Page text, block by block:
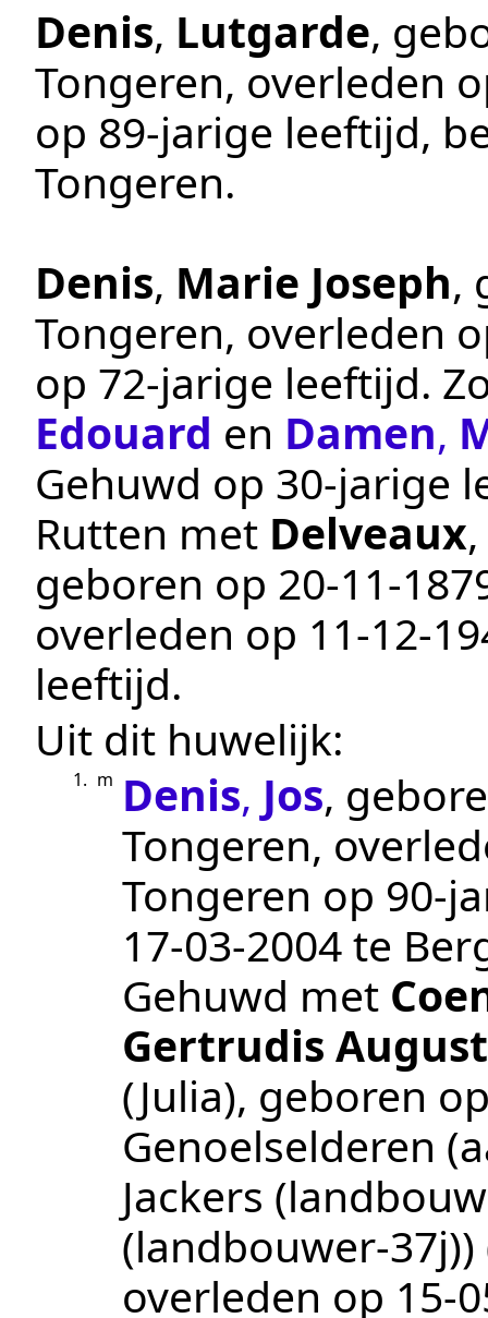
Denis, Lutgarde,
Tongeren, overleden
op 89-jarige leeftijd,
Tongeren.
Denis, Marie Joseph,
Tongeren, overleden
op 72-jarige leeftijd.
Edouard en Damen,
Gehuwd op 30-jarige
Rutten met Delveaux,
geboren op
overleden op
leeftijd.
Uit dit huwelijk:
1. m Denis, Jos,
Tongeren,
Tongeren op 90-
17‑03‑2004te
Gehuwd met
Gertrudis
(Julia), geboren
Genoelselderen
Jackers
(landbouwer-37j))
overleden op